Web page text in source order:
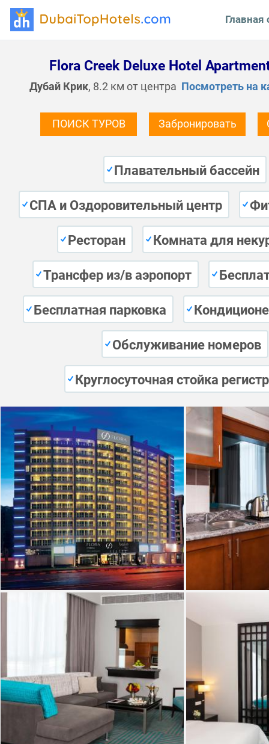
Главная
Flora Creek Deluxe Hotel
Дубай Крик, 8.2 км от центра Посмотреть на
Забронировать
ПОИСК ТУРОВ
Плавательный бассейн
СПА и Оздоровительный центр
Ресторан Комната для
Трансфер из/в аэропорт
Бесплатная парковка
Обслуживание номеров
Круглосуточная стойка